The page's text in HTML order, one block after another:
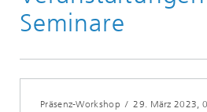
Veranstaltungen und
Seminare
Präsenz-Workshop /29. März 2023,